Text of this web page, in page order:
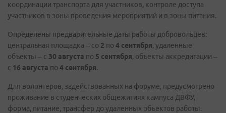
координации транспорта для участников, контроле доступа
участников в зоны проведения мероприятий и в зоны питания.
Определены предварительные даты работы добровольцев:
центральная площадка – со 2 по 4 сентября, удаленные
объекты – с 30 августа по 5 сентября, объекты аккредитации –
с 16 августа по 4 сентября.
Для волонтеров, задействованных на форуме, предусмотрено
проживание в студенческих общежитиях кампуса ДВФУ,
форма, питание, трансфер до удаленных объектов работы.